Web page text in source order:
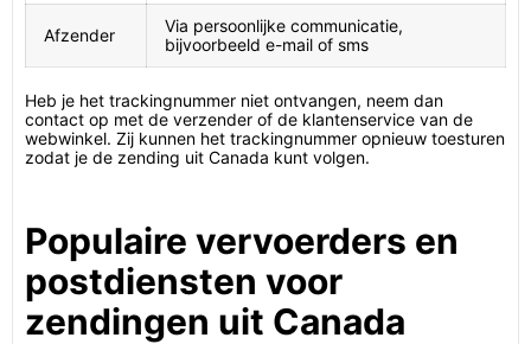
Afzender
Via persoonlijke communicatie,
bijvoorbeeld e-mail of sms
Heb je het trackingnummer niet ontvangen, neem dan
contact op met de verzender of de klantenservice van de
webwinkel. Zij kunnen het trackingnummer opnieuw toesturen
zodat je de zending uit Canada kunt volgen.
Populaire vervoerders en
postdiensten voor
zendingen uit Canada